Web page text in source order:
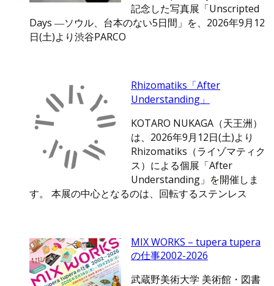
記念した写真展「Unscripted
Days ―ソウル、台本のない5日間」を、2026年9月12
日(土)より渋谷PARCO
Rhizomatiks「After
Understanding」
KOTARO NUKAGA（天王洲）
は、2026年9月12日(土)より
Rhizomatiks（ライゾマティク
ス）による個展「After
Understanding」を開催しま
す。 本展の中心となるのは、回転するステンレス
MIX WORKS – tupera tupera
の仕事2002-2026
武蔵野美術大学 美術館・図書